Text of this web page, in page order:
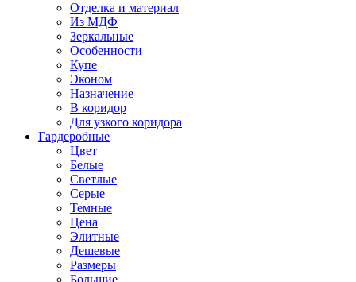
Отделка и материал
Из МДФ
Зеркальные
Особенности
Купе
Эконом
Назначение
В коридор
Для узкого коридора
Гардеробные
Цвет
Белые
Светлые
Серые
Темные
Цена
Элитные
Дешевые
Размеры
Большие